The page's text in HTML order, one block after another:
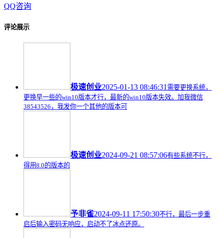
QQ咨询
评论展示
极速创业2025-01-13 08:46:31 需要更换系统，
更换早一些的win10版本才行，最新的win10版本失效。加我微信
38543526，我发你一个其他的版本可
极速创业2024-09-21 08:57:06有些系统不行，
得用8.0的版本的
予非雀2024-09-11 17:50:30不行，最后一步重
启后输入密码无响应，启动不了冰点还原。